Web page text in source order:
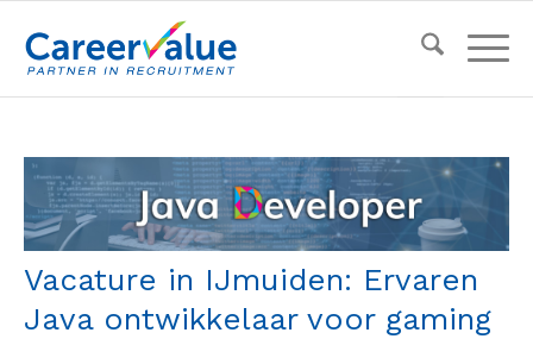
Vacature in IJmuiden: Ervaren
Java ontwikkelaar voor gaming